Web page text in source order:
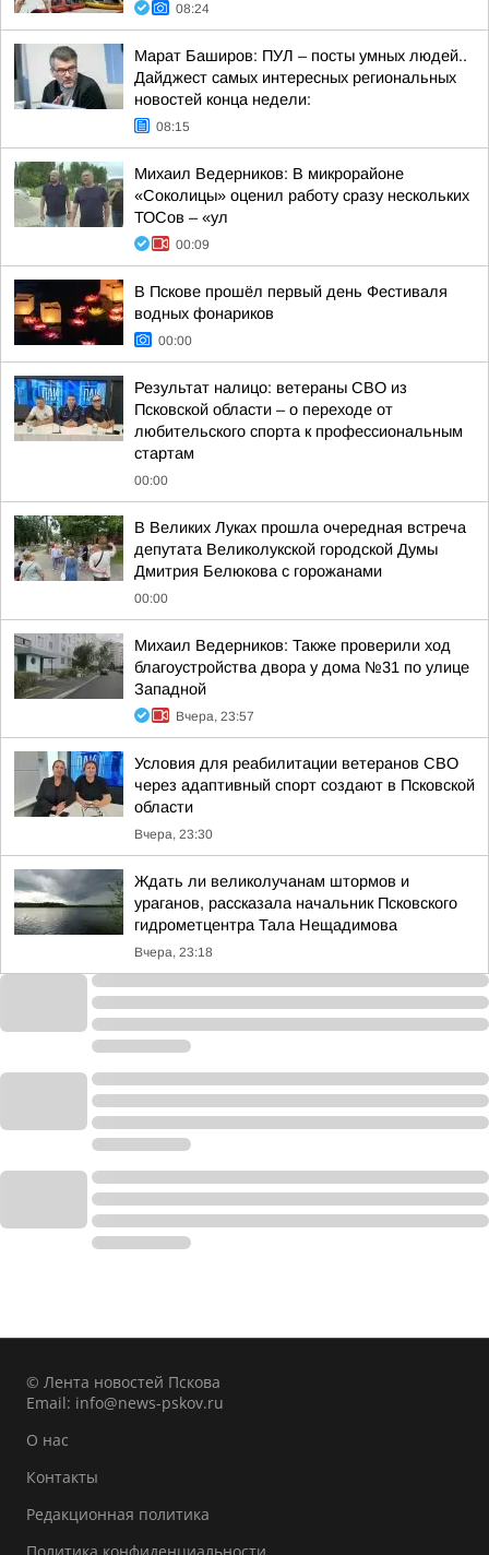
08:24
Марат Баширов: ПУЛ – посты умных людей..
Дайджест самых интересных региональных
новостей конца недели:
08:15
Михаил Ведерников: В микрорайоне
«Соколицы» оценил работу сразу нескольких
ТОСов – «ул
00:09
В Пскове прошёл первый день Фестиваля
водных фонариков
00:00
Результат налицо: ветераны СВО из
Псковской области – о переходе от
любительского спорта к профессиональным
стартам
00:00
В Великих Луках прошла очередная встреча
депутата Великолукской городской Думы
Дмитрия Белюкова с горожанами
00:00
Михаил Ведерников: Также проверили ход
благоустройства двора у дома №31 по улице
Западной
Вчера, 23:57
Условия для реабилитации ветеранов СВО
через адаптивный спорт создают в Псковской
области
Вчера, 23:30
Ждать ли великолучанам штормов и
ураганов, рассказала начальник Псковского
гидрометцентра Тала Нещадимова
Вчера, 23:18
© Лента новостей Пскова
Email: info@news-pskov.ru
О нас
Контакты
Редакционная политика